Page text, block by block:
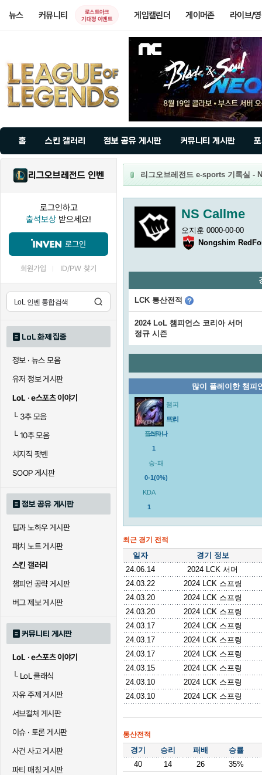
뉴스 커뮤니티
로스트아크
기대평 이벤트
게임캘린더 게이머존 라이브/
홈 스킨 갤러리 정보 공유 게시판 커뮤니티 게시판
리그오브레전드 인벤
로그인하고
출석보상 받으세요!
로그인
회원가입 ID/PW 찾기
LoL 화제 집중
정보 · 뉴스 모음
유저 정보 게시판
LoL · e스포츠 이야기
└3추 모음
└10추 모음
치지직 팟벤
SOOP 게시판
정보 공유 게시판
팁과 노하우 게시판
패치 노트 게시판
스킨 갤러리
챔피언 공략 게시판
버그 제보 게시판
커뮤니티 게시판
LoL · e스포츠 이야기
└LoL 클래식
자유 주제 게시판
서브컬처 게시판
이슈 · 토론 게시판
사건 사고 게시판
파티 매칭 게시판
리그오브레전드 e-sports 기록실 -
NS Callme
오지훈 0000-00-00
Nongshim
LCK 통산전적
2024 LoL 챔피언스 코리아 서머
정규 시즌
많이 플레이한 챔피
챔피
언
트리
스타나
플레이
1
승-패
0-1(0%)
KDA
1
최근 경기 전적
일자
경기 정보
24.06.14
2024 LCK 서머
24.03.22
2024 LCK 스프링
24.03.20
2024 LCK 스프링
24.03.20
2024 LCK 스프링
24.03.17
2024 LCK 스프링
24.03.17
2024 LCK 스프링
24.03.17
2024 LCK 스프링
24.03.15
2024 LCK 스프링
24.03.10
2024 LCK 스프링
24.03.10
2024 LCK 스프링
통산전적
경기 승리 패배
승률
40
14 26 35%